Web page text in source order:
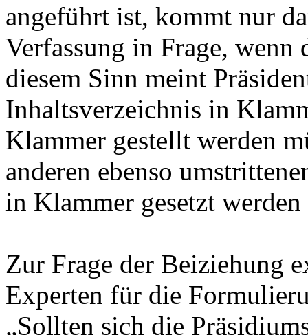
angeführt ist, kommt nur
Verfassung in Frage, wenn
diesem Sinn meint
Inhaltsverzeichnis in
Klammer gestellt werden
anderen ebenso
in Klammer gesetzt werden
Zur Frage der Beiziehung
Experten für die
„Sollten sich die